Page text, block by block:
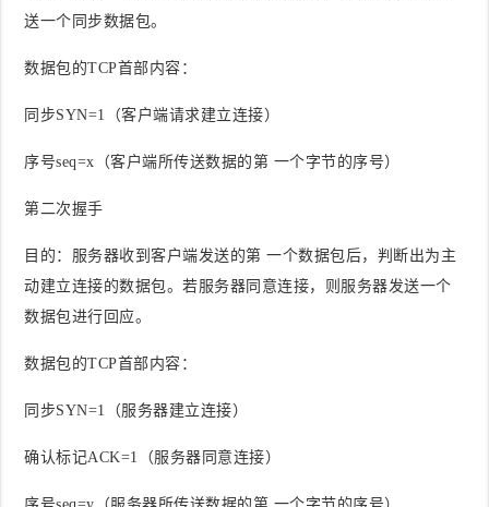
送一个同步数据包。
数据包的TCP首部内容 ：
同步SYN=1（客户端请求建立连接）
序号seq=x（客户端所传送数据的第 一个字节的序号）
第二次握手
目的： 服务器收到客户端发送的第 一个数据包后，判断出为主
动建立连接的数据包。若服务器同意连接，则服务器发送一个
数据包进行回应。
数据包的TCP首部内容 ：
同步SYN=1（服务器建立连接）
确认标记ACK=1（服务器同意连接）